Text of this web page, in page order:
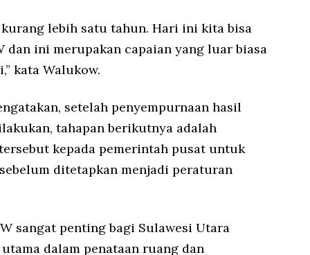
kurang lebih satu tahun. Hari ini kita bisa
dan ini merupakan capaian yang luar biasa
kata Walukow.
setelah penyempurnaan hasil
tahapan berikutnya adalah
kepada pemerintah pusat untuk
ditetapkan menjadi peraturan
sangat penting bagi Sulawesi Utara
dalam penataan ruang dan